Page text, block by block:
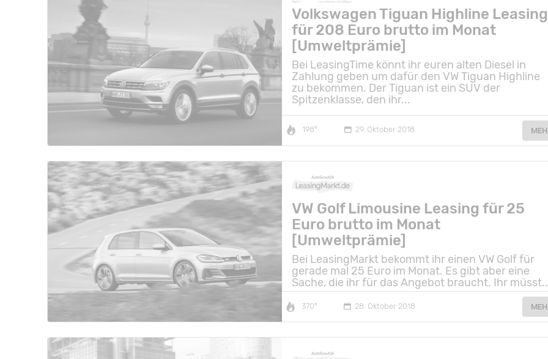
Volkswagen Tiguan Highline Leasing
für 208 Euro brutto im Monat
[Umweltprämie]
Bei LeasingTime könnt ihr euren alten Diesel in
Zahlung geben um dafür den VW Tiguan Highline
zu bekommen. Der Tiguan ist ein SUV der
Spitzenklasse, den ihr...
198° 29. Oktober 2018
VW Golf Limousine Leasing für 25
Euro brutto im Monat
[Umweltprämie]
Bei LeasingMarkt bekommt ihr einen VW Golf für
gerade mal 25 Euro im Monat. Es gibt aber eine
Sache, die ihr für das Angebot braucht. Ihr
370° 28. Oktober 2018